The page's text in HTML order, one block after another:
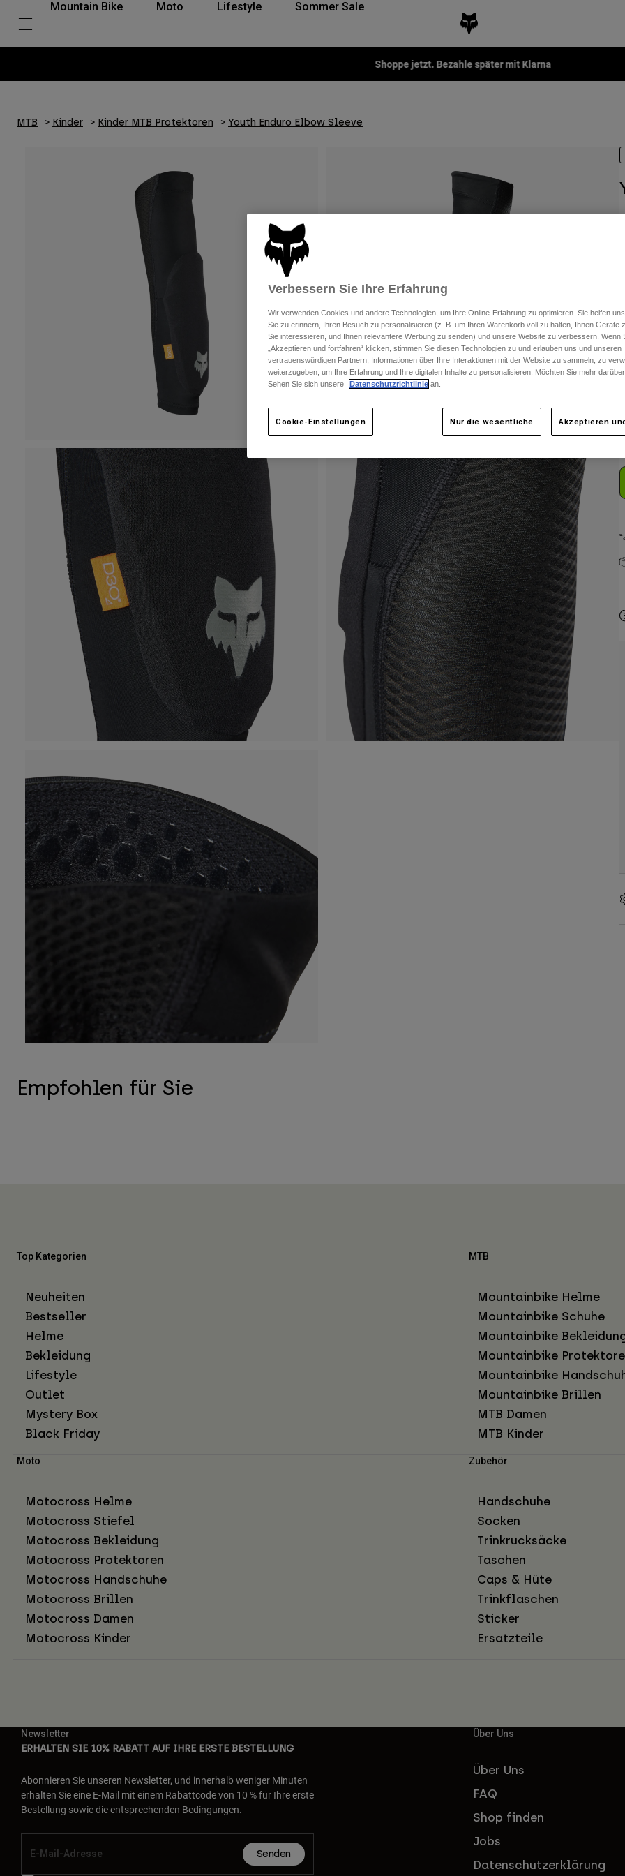
Mountain Bike Moto Lifestyle Sommer Sale
Fox LAB Capsule Collection -Jetzt kaufen
MTB Kinder Kinder MTB Protektoren Youth Enduro Elbow Sleeve
Empfohlen für Sie
Top Kategorien
Neuheiten
Bestseller
Helme
Bekleidung
Lifestyle
Outlet
Mystery Box
Black Friday
MTB
Mountainbike Helme
Mountainbike Schuhe
Mountainbike
Mountainbike
Mountainbike
Mountainbike Brillen
MTB Damen
MTB Kinder
Moto
Motocross Helme
Motocross Stiefel
Motocross Bekleidung
Motocross Protektoren
Motocross Handschuhe
Motocross Brillen
Motocross Damen
Motocross Kinder
Zubehör
Handschuhe
Socken
Trinkrucksäcke
Taschen
Caps & Hüte
Trinkflaschen
Sticker
Ersatzteile
Newsletter
ERHALTEN SIE 10% RABATT AUF IHRE ERSTE BESTELLUNG
Abonnieren Sie unseren Newsletter, und innerhalb weniger Minuten
erhalten Sie eine E-Mail mit einem Rabattcode von 10 % für Ihre erste
Bestellung sowie die entsprechenden Bedingungen.
Senden
Über Uns
Über Uns
FAQ
Shop finden
Jobs
Datenschutzerklärung
Verbessern Sie Ihre Erfahrung
Wir verwenden Cookies und andere Technologien, um Ihre Online-Erfahrung zu optimieren. Sie helfen
Sie zu erinnern, Ihren Besuch zu personalisieren (z. B. um Ihren Warenkorb voll zu halten, Ihnen Geräte
Sie interessieren, und Ihnen relevantere Werbung zu senden) und unsere Website zu verbessern. Wenn
„Akzeptieren und fortfahren“ klicken, stimmen Sie diesen Technologien zu und erlauben uns und unseren
vertrauenswürdigen Partnern, Informationen über Ihre Interaktionen mit der Website zu sammeln, zu
weiterzugeben, um Ihre Erfahrung und Ihre digitalen Inhalte zu personalisieren. Möchten Sie mehr
Sehen Sie sich unsere
Datenschutzrichtlinie an.
Cookie-Einstellungen Nur die wesentliche Akzeptieren